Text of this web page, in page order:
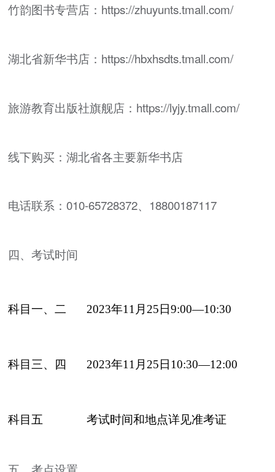
竹韵图书专营店：https://zhuyunts.tmall.com/
湖北省新华书店：https://hbxhsdts.tmall.com/
旅游教育出版社旗舰店：https://lyjy.tmall.com/
线下购买：湖北省各主要新华书店
电话联系：010-65728372、18800187117
四、考试时间
科目一、二 2023年11月25日9:00—10:30
科目三、四 2023年11月25日10:30—12:00
科目五 考试时间和地点详见准考证
五、考点设置